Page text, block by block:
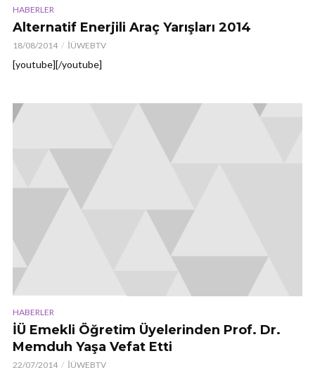
HABERLER
Alternatif Enerjili Araç Yarışları 2014
18/08/2014 İÜWEBTV
[youtube][/youtube]
HABERLER
İÜ Emekli Öğretim Üyelerinden Prof. Dr.
Memduh Yaşa Vefat Etti
22/07/2014 İÜWEBTV